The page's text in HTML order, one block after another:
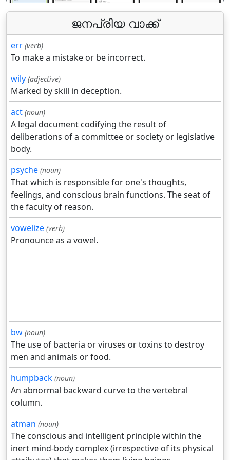
ജനപ്രിയ വാക്ക്
err (verb)
To make a mistake or be incorrect.
wily (adjective)
Marked by skill in deception.
act (noun)
A legal document codifying the result of
deliberations of a committee or society or legislative
body.
psyche (noun)
That which is responsible for one's thoughts,
feelings, and conscious brain functions. The seat of
the faculty of reason.
vowelize (verb)
Pronounce as a vowel.
bw (noun)
The use of bacteria or viruses or toxins to destroy
men and animals or food.
humpback (noun)
An abnormal backward curve to the vertebral
column.
atman (noun)
The conscious and intelligent principle within the
inert mind-body complex (irrespective of its physical